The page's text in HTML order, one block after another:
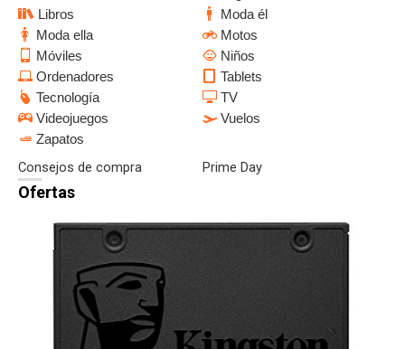
Libros
Moda él
Moda ella
Motos
Móviles
Niños
Ordenadores
Tablets
Tecnología
TV
Videojuegos
Vuelos
Zapatos
Consejos de compra Prime Day
Ofertas